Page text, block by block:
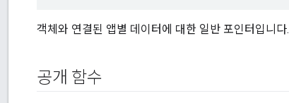
객체와 연결된 앱별 데이터에 대한 일반 포인터입니다.
공개 함수